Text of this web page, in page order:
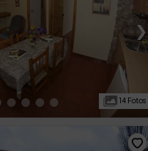
›
14 Fotos